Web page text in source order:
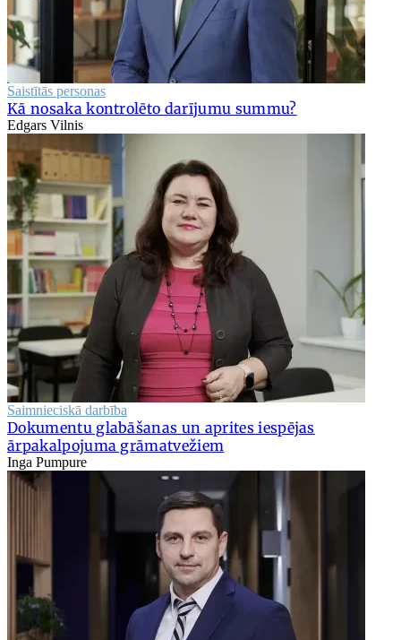
Saistītās personas
Kā nosaka kontrolēto darījumu summu?
Edgars Vilnis
Saimnieciskā darbība
Dokumentu glabāšanas un aprites iespējas
ārpakalpojuma grāmatvežiem
Inga Pumpure